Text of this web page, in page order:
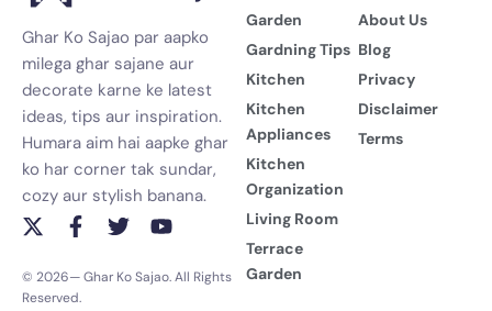
Ghar Ko Sajao par aapko
milega ghar sajane aur
decorate karne ke latest
ideas, tips aur inspiration.
Humara aim hai aapke ghar
ko har corner tak sundar,
cozy aur stylish banana.
X
t
w
F
c
e
T
i
Y
u
© 2026— Ghar Ko Sajao. All Rights
Reserved.
Garden
Gardning Tips
Kitchen
Kitchen
Appliances
Kitchen
Organization
Living Room
Terrace
Garden
About Us
Blog
Privacy
Disclaimer
Terms